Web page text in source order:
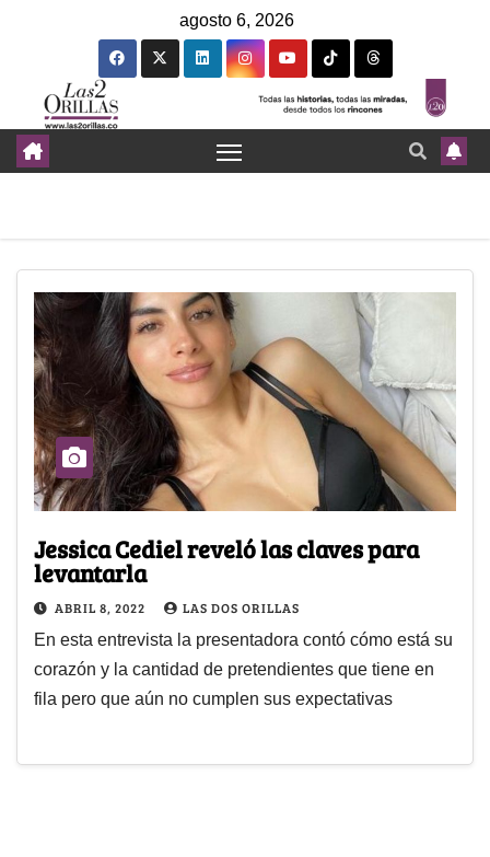
agosto 6, 2026
Jessica Cediel reveló las claves para
levantarla
ABRIL 8, 2022 LAS DOS ORILLAS
En esta entrevista la presentadora contó cómo está su
corazón y la cantidad de pretendientes que tiene en
fila pero que aún no cumplen sus expectativas